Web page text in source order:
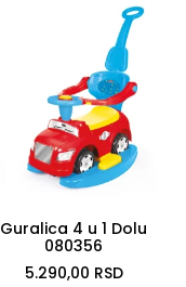
Guralica 4 u 1 Dolu
080356
5.290,00 RSD